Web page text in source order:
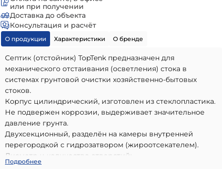
или при получении
Доставка до объекта
Консультация и расчёт
О продукции Характеристики О бренде
Септик (отстойник) TopTenk предназначен для
механического отстаивания (осветления) стока в
системах грунтовой очистки хозяйственно-бытовых
стоков.
Корпус цилиндрический, изготовлен из стеклопластика.
Не подвержен коррозии, выдерживает значительное
давление грунта.
Двухсекционный, разделён на камеры внутренней
перегородкой с гидрозатвором (жироотсекателем).
Диаметр и количество отверстий:
- входное - 110 мм
Септик (отстойник) TopTenk 3,0
Подробнее